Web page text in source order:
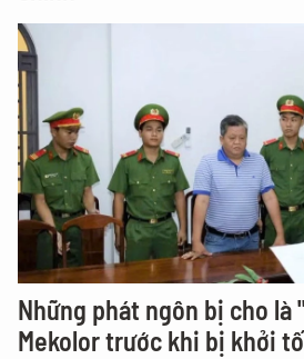
Những phát ngôn bị cho là
Mekolor trước khi bị khởi tố